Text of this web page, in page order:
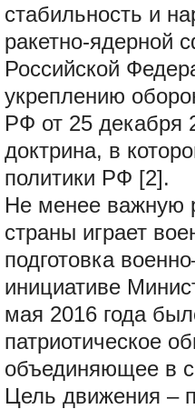
стабильность и
ракетно-ядерной
Российской
укреплению
РФ от 25 декабря
доктрина, в
политики РФ [2].
Не менее важную
страны играет
подготовка
инициативе
мая 2016 года
патриотическое
объединяющее в
Цель движения –